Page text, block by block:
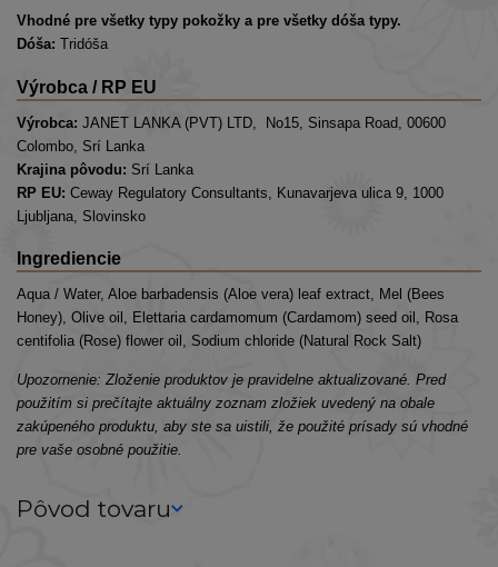
Vhodné pre všetky typy pokožky a pre všetky dóša typy.
Dóša: Tridóša
Výrobca / RP EU
Výrobca: JANET LANKA (PVT) LTD, No15, Sinsapa Road, 00600
Colombo, Srí Lanka
Krajina pôvodu: Srí Lanka
RP EU: Ceway Regulatory Consultants, Kunavarjeva ulica 9, 1000
Ljubljana, Slovinsko
Ingrediencie
Aqua / Water, Aloe barbadensis (Aloe vera) leaf extract, Mel (Bees
Honey), Olive oil, Elettaria cardamomum (Cardamom) seed oil, Rosa
centifolia (Rose) flower oil, Sodium chloride (Natural Rock Salt)
Upozornenie: Zloženie produktov je pravidelne aktualizované. Pred
použitím si prečítajte aktuálny zoznam zložiek uvedený na obale
zakúpeného produktu, aby ste sa uistili, že použité prísady sú vhodné
pre vaše osobné použitie.
Pôvod tovaru